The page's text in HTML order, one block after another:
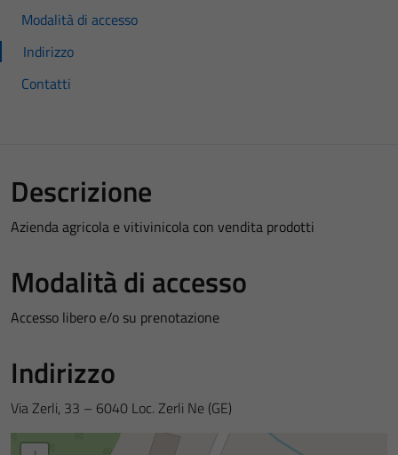
Modalità di accesso
Indirizzo
Contatti
Descrizione
Azienda agricola e vitivinicola con vendita prodotti
Modalità di accesso
Accesso libero e/o su prenotazione
Indirizzo
Via Zerli, 33 – 6040 Loc. Zerli Ne (GE)